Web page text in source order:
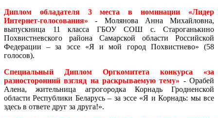
Диплом обладателя 3 места в номинации «Лидер
Интернет-голосования» - Молянова Анна Михайловна,
выпускница 11 класса ГБОУ СОШ с. Староганькино
Похвистневского района Самарской области Российской
Федерации – за эссе «Я и мой город Похвистнево» (58
голосов).
Специальный Диплом Оргкомитета конкурса «за
разносторонний взгляд на раскрываемую тему» - Орабей
Алена, жительница агрогородка Корнадь Гродненской
области Республики Беларусь – за эссе «Я и Корнадь: мы все
здесь в ответе друг за друга!».